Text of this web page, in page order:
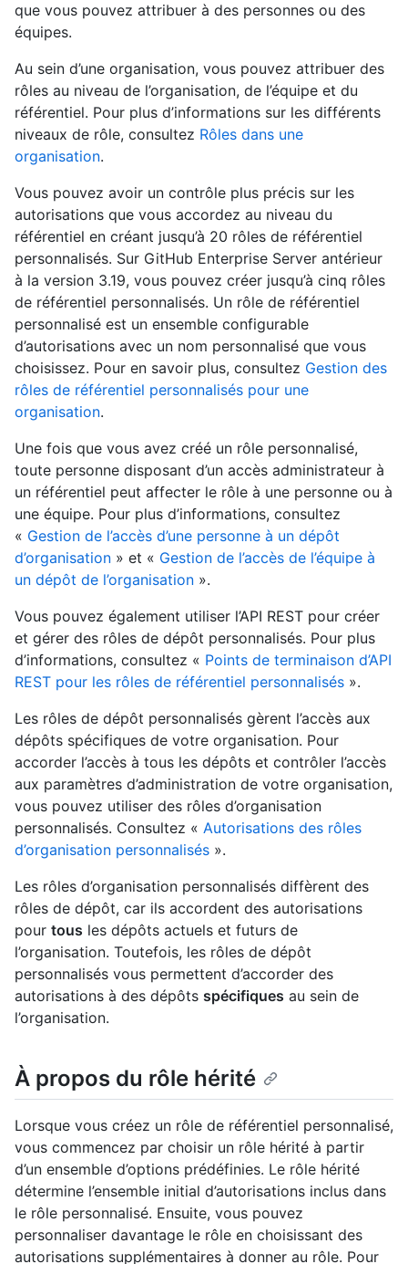
que vous pouvez attribuer à des personnes ou des
équipes.
Au sein d’une organisation, vous pouvez attribuer des
rôles au niveau de l’organisation, de l’équipe et du
référentiel. Pour plus d’informations sur les différents
niveaux de rôle, consultez Rôles dans une
organisation.
Vous pouvez avoir un contrôle plus précis sur les
autorisations que vous accordez au niveau du
référentiel en créant jusqu’à 20 rôles de référentiel
personnalisés. Sur GitHub Enterprise Server antérieur
à la version 3.19, vous pouvez créer jusqu’à cinq rôles
de référentiel personnalisés. Un rôle de référentiel
personnalisé est un ensemble configurable
d’autorisations avec un nom personnalisé que vous
choisissez. Pour en savoir plus, consultez Gestion des
rôles de référentiel personnalisés pour une
organisation.
Une fois que vous avez créé un rôle personnalisé,
toute personne disposant d’un accès administrateur à
un référentiel peut affecter le rôle à une personne ou à
une équipe. Pour plus d’informations, consultez
« Gestion de l’accès d’une personne à un dépôt
d’organisation » et « Gestion de l’accès de l’équipe à
un dépôt de l’organisation ».
Vous pouvez également utiliser l’API REST pour créer
et gérer des rôles de dépôt personnalisés. Pour plus
d’informations, consultez « Points de terminaison d’API
REST pour les rôles de référentiel personnalisés ».
Les rôles de dépôt personnalisés gèrent l’accès aux
dépôts spécifiques de votre organisation. Pour
accorder l’accès à tous les dépôts et contrôler l’accès
aux paramètres d’administration de votre organisation,
vous pouvez utiliser des rôles d’organisation
personnalisés. Consultez « Autorisations des rôles
d’organisation personnalisés ».
Les rôles d’organisation personnalisés diffèrent des
rôles de dépôt, car ils accordent des autorisations
pour tous les dépôts actuels et futurs de
l’organisation. Toutefois, les rôles de dépôt
personnalisés vous permettent d’accorder des
autorisations à des dépôts spécifiques au sein de
l’organisation.
À propos du rôle hérité
Lorsque vous créez un rôle de référentiel personnalisé,
vous commencez par choisir un rôle hérité à partir
d’un ensemble d’options prédéfinies. Le rôle hérité
détermine l’ensemble initial d’autorisations inclus dans
le rôle personnalisé. Ensuite, vous pouvez
personnaliser davantage le rôle en choisissant des
autorisations supplémentaires à donner au rôle. Pour